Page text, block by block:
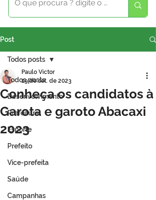
Post
Todos posts
Desenvolvimento
Prefeitura
Esporte
Prefeito
Vice-prefeita
Saúde
Campanhas
Todos posts
Conheça os candidatos à
Garota e garoto Abacaxi
2023
Paulo Victor
19 de set. de 2023